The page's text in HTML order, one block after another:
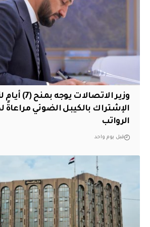
وزير الاتصالات
الإشتراك بالكيبل الضوئي مراعاةً
الرواتب
قبل يوم واحد